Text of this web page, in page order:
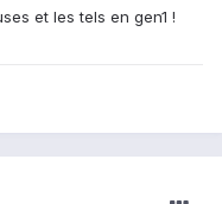
et les tels en gen1 !